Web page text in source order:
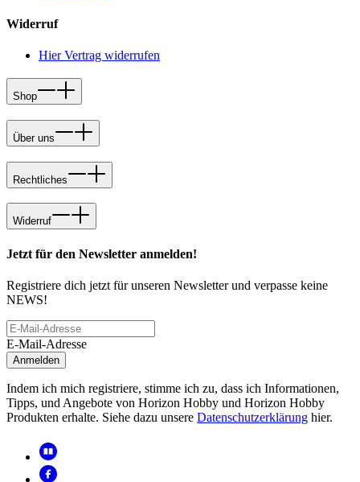
Widerruf
Hier Vertrag widerrufen
Shop
Über uns
Rechtliches
Widerruf
Jetzt für den Newsletter anmelden!
Registriere dich jetzt für unseren Newsletter und verpasse keine
NEWS!
E-Mail-Adresse
Anmelden
Indem ich mich registriere, stimme ich zu, dass ich Informationen,
Tipps, und Angebote von Horizon Hobby und Horizon Hobby
Produkten erhalte. Siehe dazu unsere Datenschutzerklärung hier.